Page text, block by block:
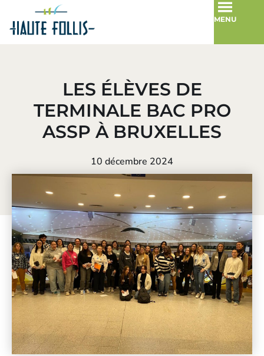
MENU
LES ÉLÈVES DE
TERMINALE BAC PRO
ASSP À BRUXELLES
10 décembre 2024